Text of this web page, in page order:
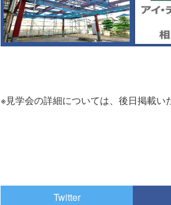
※見学会の詳細については、後日掲載い
Twitter